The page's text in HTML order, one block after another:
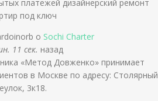
платежей дизайнерский ремонт
под ключ
о Sochi Charter
11 сек. назад
«Метод Довженко» принимает
в Москве по адресу: Столярный
3к18.